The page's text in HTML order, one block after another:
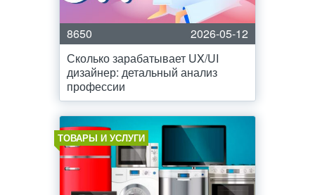
8650
2026-05-12
Сколько зарабатывает UX/UI
дизайнер: детальный анализ
профессии
ТОВАРЫ И УСЛУГИ